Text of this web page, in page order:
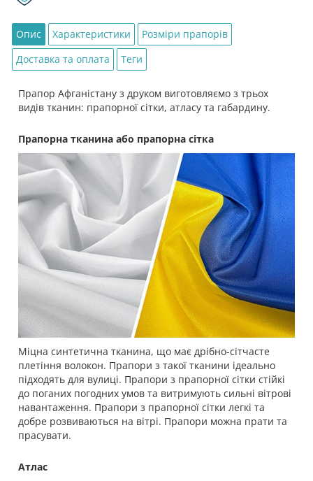
Опис Характеристики
Розміри прапорів
Доставка та оплата
Теги
Прапор Афганістану з друком виготовляємо з трьох
видів тканин: прапорної сітки, атласу та габардину.
Прапорна тканина або прапорна сітка
Міцна синтетична тканина, що має дрібно-сітчасте
плетіння волокон. Прапори з такої тканини ідеально
підходять для вулиці. Прапори з прапорної сітки стійкі
до поганих погодних умов та витримують сильні вітрові
навантаження. Прапори з прапорної сітки легкі та
добре розвиваються на вітрі. Прапори можна прати та
прасувати.
Атлас